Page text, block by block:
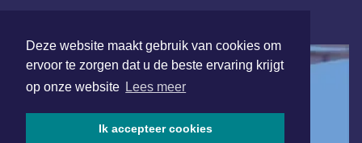
Deze website maakt gebruik van cookies om
ervoor te zorgen dat u de beste ervaring krijgt
op onze website Lees meer
Ik accepteer cookies